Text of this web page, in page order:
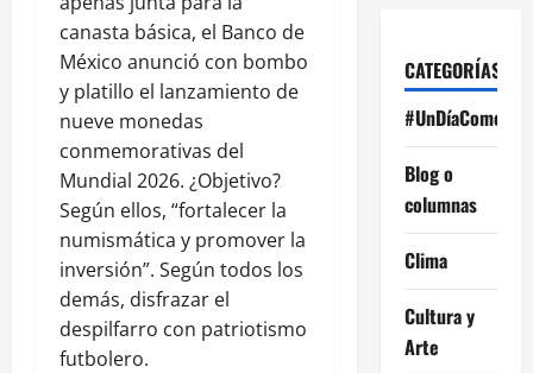
canasta básica, el Banco de
México anunció con bombo
y platillo el lanzamiento de
nueve monedas
conmemorativas del
Mundial 2026. ¿Objetivo?
Según ellos, “fortalecer la
numismática y promover la
inversión”. Según todos los
demás, disfrazar el
despilfarro con patriotismo
futbolero.
CATEGORÍAS
#UnDíaComoHoy
Blog o
columnas
Clima
Cultura y
Arte